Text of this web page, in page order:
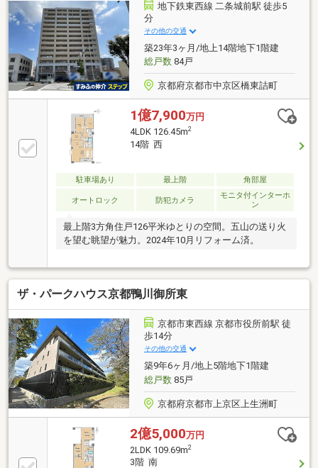
地下鉄東西線 二条城前駅 徒歩5
分
その他の交通
築23年3ヶ月/地上14階地下1階建
総戸数84戸
京都府京都市中京区橋東詰町
1億7,900万円
4LDK 126.45m2
14階 西
駐車場あり 最上階 角部屋
オートロック 防犯カメラ
モニタ付インターホ
ン
最上階3方角住戸126平米ゆとりの空間。五山の送り火
を望む眺望が魅力。2024年10月リフォーム済。
ザ・パークハウス京都鴨川御所東
京都市東西線 京都市役所前駅 徒
歩14分
その他の交通
築9年6ヶ月/地上5階地下1階建
総戸数85戸
京都府京都市上京区上生洲町
2億5,000万円
2LDK 109.69m2
3階 南